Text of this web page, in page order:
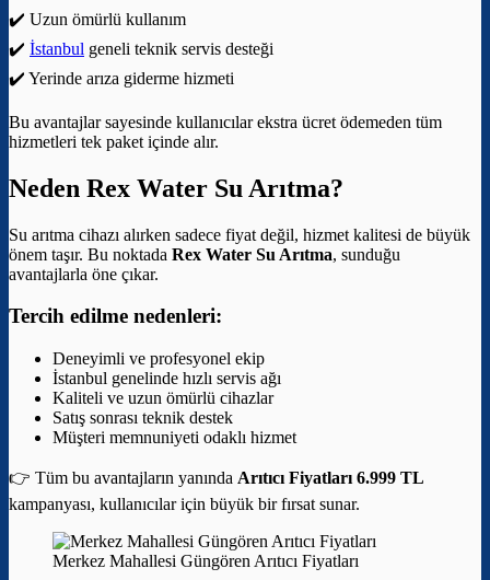
✔️ Uzun ömürlü kullanım
✔️ İstanbul geneli teknik servis desteği
✔️ Yerinde arıza giderme hizmeti
Bu avantajlar sayesinde kullanıcılar ekstra ücret ödemeden tüm
hizmetleri tek paket içinde alır.
Neden Rex Water Su Arıtma?
Su arıtma cihazı alırken sadece fiyat değil, hizmet kalitesi de büyük
önem taşır. Bu noktada Rex Water Su Arıtma, sunduğu
avantajlarla öne çıkar.
Tercih edilme nedenleri:
Deneyimli ve profesyonel ekip
İstanbul genelinde hızlı servis ağı
Kaliteli ve uzun ömürlü cihazlar
Satış sonrası teknik destek
Müşteri memnuniyeti odaklı hizmet
👉 Tüm bu avantajların yanında Arıtıcı Fiyatları 6.999 TL
kampanyası, kullanıcılar için büyük bir fırsat sunar.
Merkez Mahallesi Güngören Arıtıcı Fiyatları